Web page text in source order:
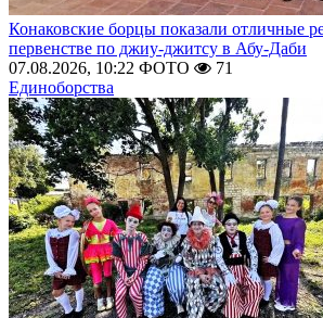
Конаковские борцы показали отличные
первенстве по джиу-джитсу в Абу-Даби
07.08.2026, 10:22 ФОТО
71
Единоборства